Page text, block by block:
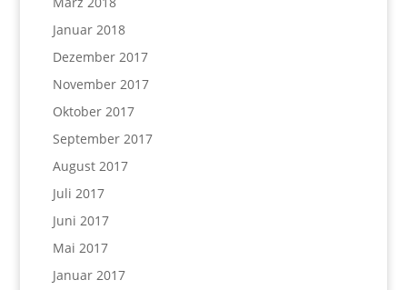
Januar 2018
Dezember 2017
November 2017
Oktober 2017
September 2017
August 2017
Juli 2017
Juni 2017
Mai 2017
Januar 2017